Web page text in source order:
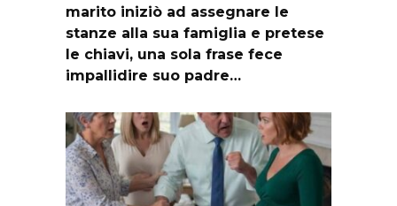
marito iniziò ad assegnare le
stanze alla sua famiglia e pretese
le chiavi, una sola frase fece
impallidire suo padre…